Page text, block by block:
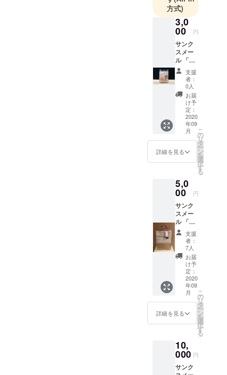
方式)
3,0
00 円
サンク
スメー
ル 「福
岡県商
工会連
合会よ
り、熱
い感謝
のお礼
メール
をお届
けしま
す」
「DOC
OREふ
くおか
ショッ
プ」か
らの
にゃん
こド
リップ
コー
ヒー
（500円
相当）
※後日、
配送さ
れま
す。
支援
者：
0人
お届
け予
定：
2020
年09
月
詳細を見る
こ
の
リ
タ
ー
ン
を
選
択
す
る
5,0
00 円
サンク
スメー
ル 「福
岡県商
工会連
合会よ
り、熱
い感謝
のお礼
メール
をお届
けしま
す」
「DOC
OREふ
くおか
ショッ
プ」か
らの
「何が
支援
者：
7人
お届
け予
定：
2020
年09
月
詳細を見る
こ
の
リ
タ
ー
ン
を
選
択
す
る
10,
000 円
サンク